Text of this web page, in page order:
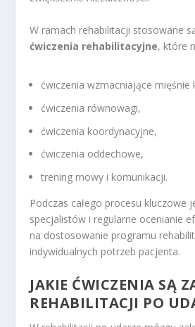
W ramach rehabilitacji stosowane
ćwiczenia rehabilitacyjne, które
ćwiczenia wzmacniające mięśnie
ćwiczenia równowagi,
ćwiczenia koordynacyjne,
ćwiczenia oddechowe,
trening mowy i komunikacji.
Podczas całego procesu kluczowe
specjalistów i regularne ocenianie
na dostosowanie programu
indywidualnych potrzeb pacjenta.
JAKIE ĆWICZENIA SĄ
REHABILITACJI PO